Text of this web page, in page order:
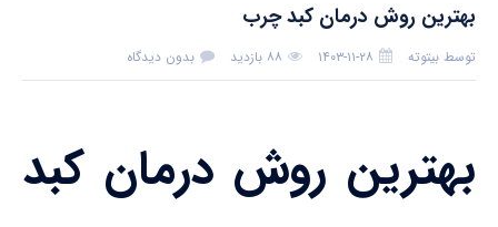
بهترین روش درمان کبد چرب
توسط بیتوته ۱۴۰۳-۱۱-۲۸ ۸۸ بازدید بدون دیدگاه
بهترین روش درمان کبد